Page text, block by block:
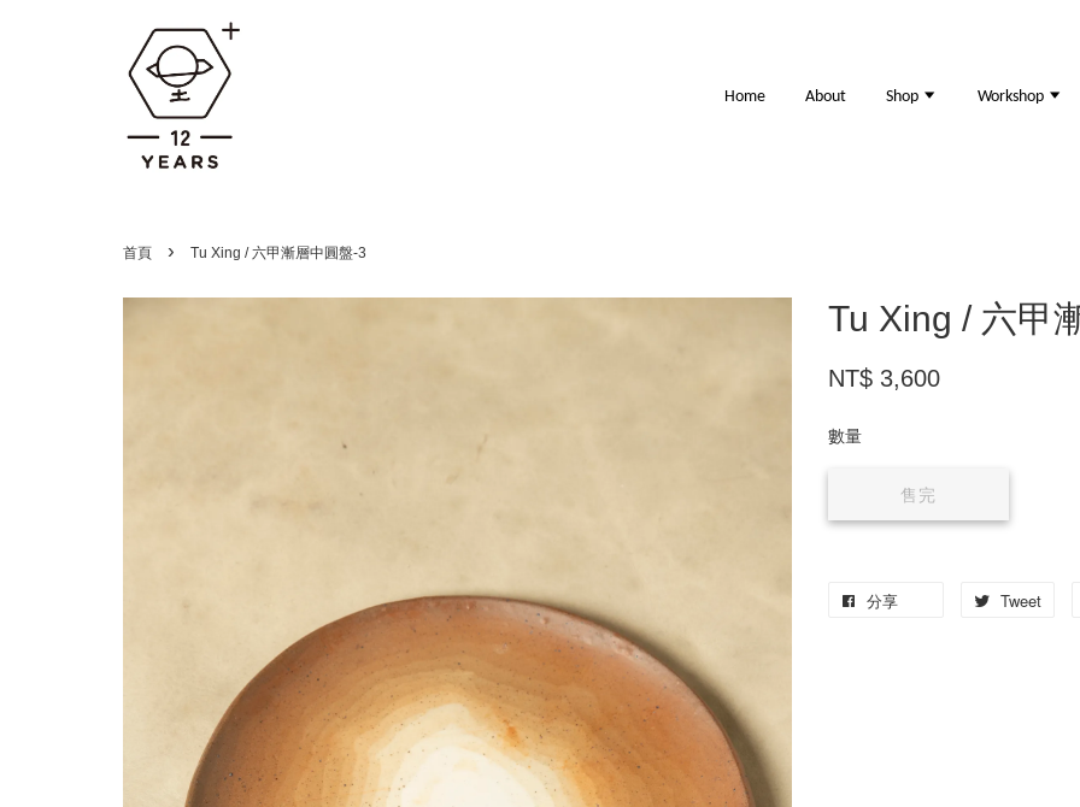
Home About Shop Workshop
首頁 › Tu Xing / 六甲漸層中圓盤-3
Tu Xing / 六甲
NT$ 3,600
數量
售完
分享 Tweet